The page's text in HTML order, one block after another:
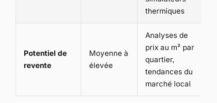
thermiques
Potentiel de
revente
Moyenne à
élevée
Analyses de
prix au m² par
quartier,
tendances du
marché local